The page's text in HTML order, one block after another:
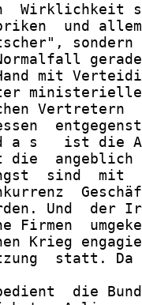
Wirklichkeit
und
mit
Vertretern
a s   ist die
die
sind  mit
Und  der
Firmen
Krieg
statt.
die